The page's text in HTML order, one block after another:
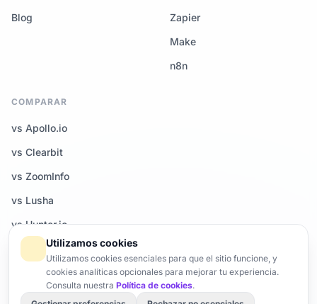
Blog
Zapier
Make
n8n
COMPARAR
vs Apollo.io
vs Clearbit
vs ZoomInfo
vs Lusha
vs Hunter.io
Todas las comparativas →
Utilizamos cookies
Utilizamos cookies esenciales para que el sitio funcione, y
cookies analíticas opcionales para mejorar tu experiencia.
Consulta nuestra Política de cookies.